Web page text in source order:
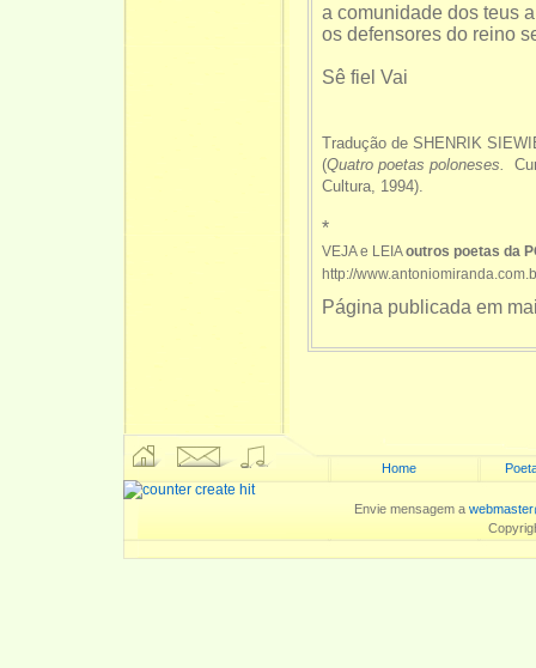
a comunidade dos teus
os defensores do reino
Sê fiel Vai
Tradução de SHENRIK
(Quatro poetas poloneses.
Cultura, 1994).
*
VEJA e LEIAoutros poetas da
http://
Página publicada em
Home
Envie mensagem a